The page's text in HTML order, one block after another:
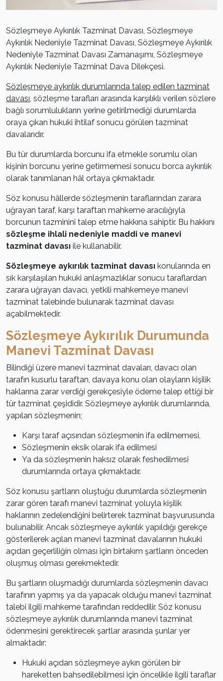
Sözleşmeye Aykırılık Tazminat Davası, Sözleşmeye
Aykırılık Nedeniyle Tazminat Davası, Sözleşmeye Aykırılık
Nedeniyle Tazminat Davası Zamanaşımı, Sözleşmeye
Aykırılık Nedeniyle Tazminat Dava Dilekçesi.
Sözleşmeye aykırılık durumlarında talep edilen tazminat
davası, sözleşme tarafları arasında karşılıklı verilen sözlere
bağlı sorumlulukların yerine getirilmediği durumlarda
oraya çıkan hukuki ihtilaf sonucu görülen tazminat
davalarıdır.
Bu tür durumlarda borcunu ifa etmekle sorumlu olan
kişinin borcunu yerine getirmemesi sonucu borca aykırılık
olarak tanımlanan hâl ortaya çıkmaktadır.
Söz konusu hâllerde sözleşmenin taraflarından zarara
uğrayan taraf, karşı taraftan mahkeme aracılığıyla
borcunun tazminini talep etme hakkına sahiptir. Bu hakkını
sözleşme ihlali nedeniyle maddi ve manevi
tazminat davası ile kullanabilir.
Sözleşmeye aykırılık tazminat davası konularında en
sık karşılaşılan hukuki anlaşmazlıklar sonucu taraflardan
zarara uğrayan davacı, yetkili mahkemeye manevi
tazminat talebinde bulunarak tazminat davası
açabilmektedir.
Sözleşmeye Aykırılık Durumunda
Manevi Tazminat Davası
Bilindiği üzere manevi tazminat davaları, davacı olan
tarafın kusurlu taraftan, davaya konu olan olayların kişilik
haklarına zarar verdiği gerekçesiyle ödeme talep ettiği bir
tür tazminat çeşididir. Sözleşmeye aykırılık durumlarında,
yapılan sözleşmenin;
Karşı taraf açısından sözleşmenin ifa edilmemesi,
Sözleşmenin eksik olarak ifa edilmesi
Ya da sözleşmenin haksız olarak feshedilmesi
durumlarında ortaya çıkmaktadır.
Söz konusu şartların oluştuğu durumlarda sözleşmenin
zarar gören tarafı manevi tazminat yoluyla kişilik
haklarının zedelendiğini belirterek tazminat başvurusunda
bulunabilir. Ancak sözleşmeye aykırılık yapıldığı gerekçe
gösterilerek açılan manevi tazminat davalarının hukuki
açıdan geçerliliğin olması için birtakım şartların önceden
oluşmuş olması gerekmektedir.
Bu şartların oluşmadığı durumlarda sözleşmenin davacı
tarafının yapmış ya da yapacak olduğu manevi tazminat
talebi ilgili mahkeme tarafından reddedilir. Söz konusu
sözleşmeye aykırılık durumlarında manevi tazminat
ödenmesini gerektirecek şartlar arasında şunlar yer
almaktadır:
Hukuki açıdan sözleşmeye aykırı görülen bir
hareketten bahsedilebilmesi için öncelikle ilgili taraflar